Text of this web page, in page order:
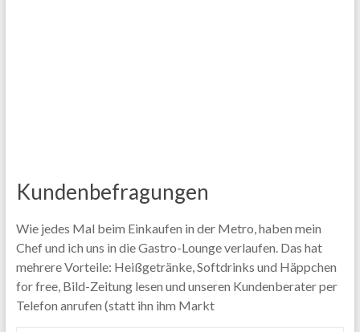
Kundenbefragungen
Wie jedes Mal beim Einkaufen in der Metro, haben mein
Chef und ich uns in die Gastro-Lounge verlaufen. Das hat
mehrere Vorteile: Heißgetränke, Softdrinks und Häppchen
for free, Bild-Zeitung lesen und unseren Kundenberater per
Telefon anrufen (statt ihn ihm Markt